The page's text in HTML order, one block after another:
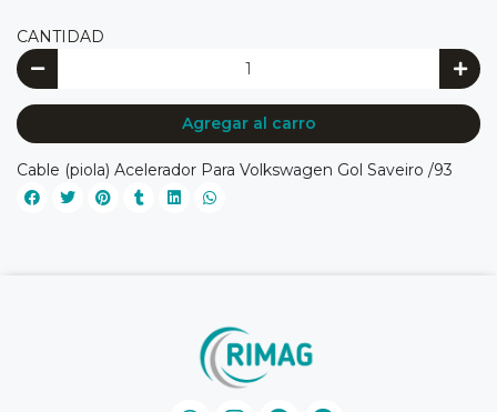
CANTIDAD
Agregar al carro
Cable (piola) Acelerador Para Volkswagen Gol Saveiro /93